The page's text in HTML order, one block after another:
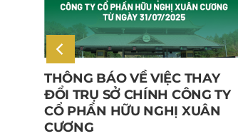
THÔNG BÁO VỀ VIỆC THAY
ĐỔI TRỤ SỞ CHÍNH CÔNG TY
CỔ PHẦN HỮU NGHỊ XUÂN
CƯƠNG